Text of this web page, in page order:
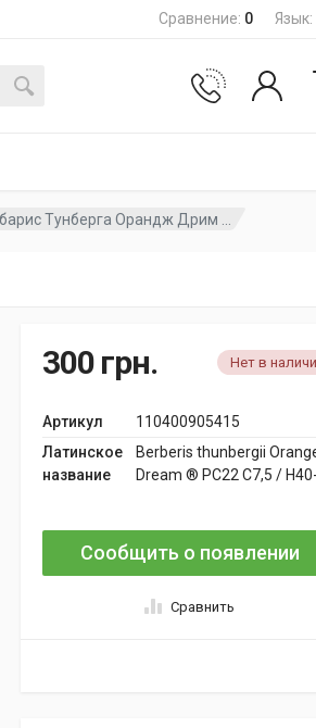
Сравнение: 0 Язык:
Тунберга Орандж Дрим ...
300 грн. Нет в
Артикул
110400905415
Латинское
название
Berberis thunbergii
Dream ® PC22 C7,5 /
Сообщить о появлении
Сравнить